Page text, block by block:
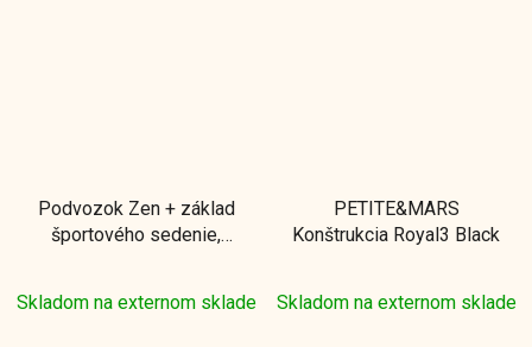
Podvozok Zen + základ
športového sedenie,
Skladom na externom sklade
PETITE&MARS
Konštrukcia Royal3 Black
Skladom na externom sklade